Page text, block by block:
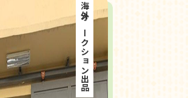
海外オークション出品